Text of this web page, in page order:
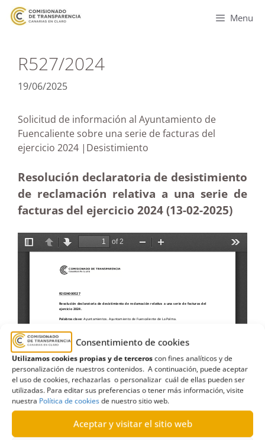
Consentimiento de cookies
Utilizamos cookies propias y de terceroscon fines analíticos y de
personalización de nuestros contenidos. A continuación, puede aceptar
el uso de cookies, rechazarlas o personalizar cuál de ellas pueden ser
utilizadas. Para editar sus preferencias o tener más información, visite
nuestra Política de cookiesde nuestro sitio web.
Aceptar y visitar el sitio web
Menu
R527/2024
19/06/2025
Solicitud de información al Ayuntamiento de
Fuencaliente sobre una serie de facturas del
ejercicio 2024 |Desistimiento
Resolución declaratoria de desistimiento
de reclamación relativa a una serie de
facturas del ejercicio 2024 (13-02-2025)